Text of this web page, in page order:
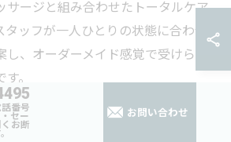
サージと組み合わせたトータルケア
ッフが一人ひとりの状態に合わせ
、オーダーメイド感覚で受けられ
。
肌トラブルやフェイスラインの変
るための独自の手技や、リラクゼー
番号
セー
お断
お問い合わせ